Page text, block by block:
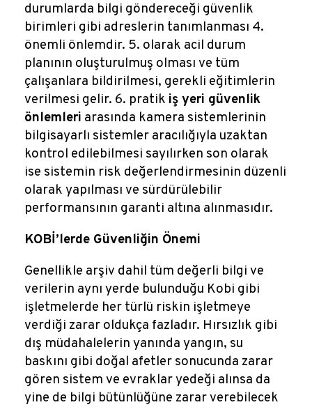
durumlarda bilgi göndereceği güvenlik
birimleri gibi adreslerin tanımlanması 4.
önemli önlemdir. 5. olarak acil durum
planının oluşturulmuş olması ve tüm
çalışanlara bildirilmesi, gerekli eğitimlerin
verilmesi gelir. 6. pratik iş yeri güvenlik
önlemleri arasında kamera sistemlerinin
bilgisayarlı sistemler aracılığıyla uzaktan
kontrol edilebilmesi sayılırken son olarak
ise sistemin risk değerlendirmesinin düzenli
olarak yapılması ve sürdürülebilir
performansının garanti altına alınmasıdır.
KOBİ’lerde Güvenliğin Önemi
Genellikle arşiv dahil tüm değerli bilgi ve
verilerin aynı yerde bulunduğu Kobi gibi
işletmelerde her türlü riskin işletmeye
verdiği zarar oldukça fazladır. Hırsızlık gibi
dış müdahalelerin yanında yangın, su
baskını gibi doğal afetler sonucunda zarar
gören sistem ve evraklar yedeği alınsa da
yine de bilgi bütünlüğüne zarar verebilecek